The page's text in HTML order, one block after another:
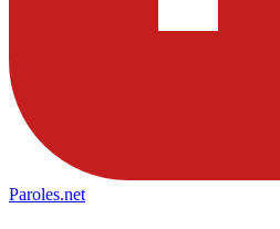
Paroles.net